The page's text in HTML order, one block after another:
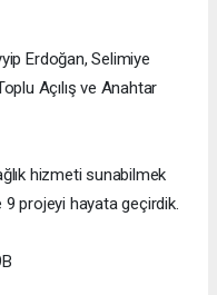
Erdoğan, Selimiye
Açılış ve Anahtar
hizmeti sunabilmek
projeyi hayata geçirdik.